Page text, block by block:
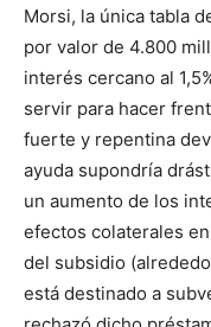
Morsi, la única tabla
por valor de 4.800
interés cercano al
servir para hacer
fuerte y repentina
ayuda supondría
un aumento de los
efectos colaterales
del subsidio
está destinado a